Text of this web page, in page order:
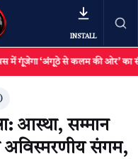
INSTALL
खोजें
से कलम की ओर’ का संदेश
आस्था, सम्मान
संगम,